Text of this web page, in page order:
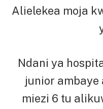
Alielekea moja
Ndani ya
junior
miezi 6 tu